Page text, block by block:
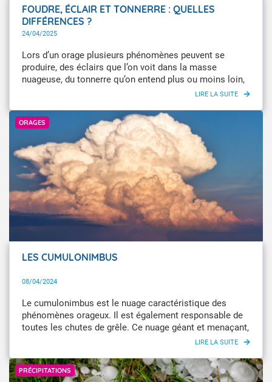
FOUDRE, ÉCLAIR ET TONNERRE : QUELLES
DIFFÉRENCES ?
24/04/2025
Lors d’un orage plusieurs phénomènes peuvent se
produire, des éclairs que l’on voit dans la masse
nuageuse, du tonnerre qu’on entend plus ou moins loin,
et de la foudre lorsqu’un éclair touche le sol. Ces trois
ORAGES
Getty Images
LES CUMULONIMBUS
08/04/2024
Le cumulonimbus est le nuage caractéristique des
phénomènes orageux. Il est également responsable de
toutes les chutes de grêle. Ce nuage géant et menaçant,
large de 5 à 15 km, peut s'élever jusqu'à 15 km d'altitude
sur 10 km de hauteur contient 1 million de litres d'eau. À
son sommet, le cumulonimbus se heurte à la
PRÉCIPITATIONS
Getty Images